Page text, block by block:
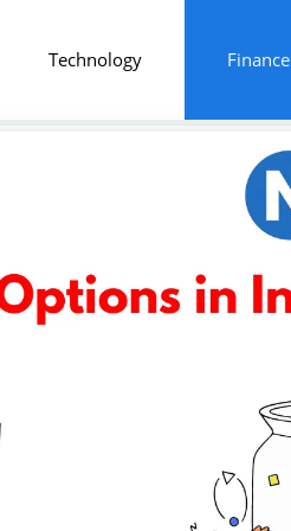
Technology Finance